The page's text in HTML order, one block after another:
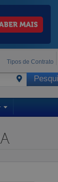
Tipos de Contrato